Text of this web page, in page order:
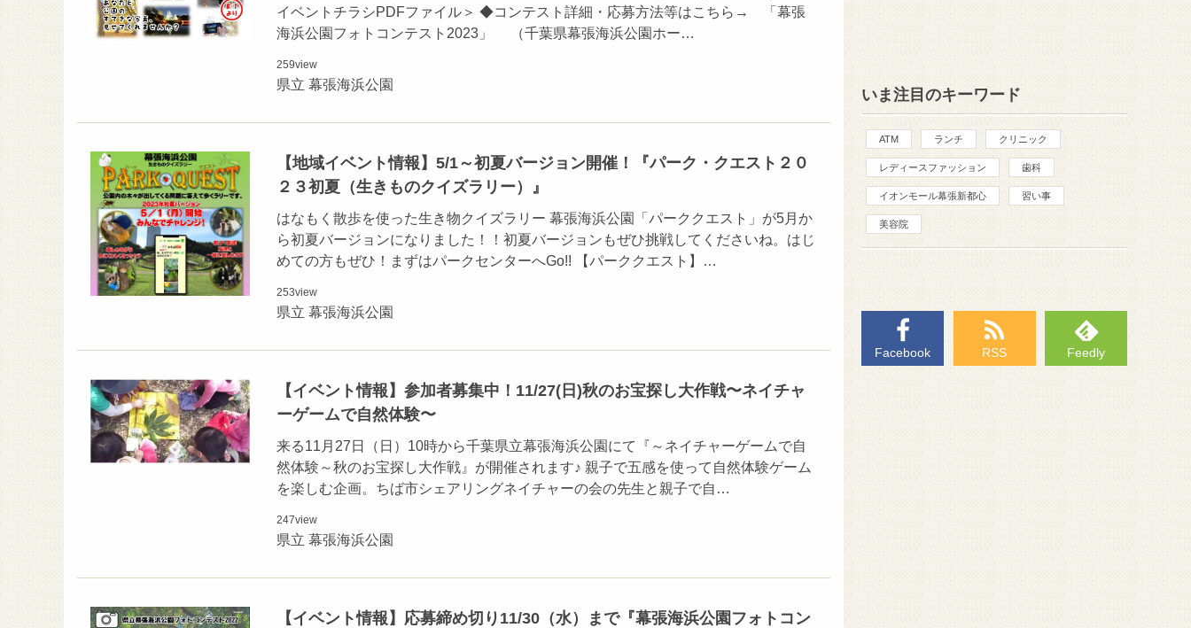
イベントチラシPDFファイル＞ ◆コンテスト詳細・応募方法等はこちら→ 「幕張
海浜公園フォトコンテスト2023」 （千葉県幕張海浜公園ホー…
259view
県立 幕張海浜公園
【地域イベント情報】5/1～初夏バージョン開催！『パーク・クエスト２０
２３初夏（生きものクイズラリー）』
はなもく散歩を使った生き物クイズラリー 幕張海浜公園「パーククエスト」が5月か
ら初夏バージョンになりました！！初夏バージョンもぜひ挑戦してくださいね。はじ
めての方もぜひ！まずはパークセンターへGo!! 【パーククエスト】…
253view
県立 幕張海浜公園
【イベント情報】参加者募集中！11/27(日)秋のお宝探し大作戦〜ネイチャ
ーゲームで自然体験〜
来る11月27日（日）10時から千葉県立幕張海浜公園にて『～ネイチャーゲームで自
然体験～秋のお宝探し大作戦』が開催されます♪ 親子で五感を使って自然体験ゲーム
を楽しむ企画。ちば市シェアリングネイチャーの会の先生と親子で自…
247view
県立 幕張海浜公園
【イベント情報】応募締め切り11/30（水）まで『幕張海浜公園フォトコン
いま注目のキーワード
ATM ランチ クリニック
レディースファッション 歯科
イオンモール幕張新都心 習い事
美容院
Facebook RSS Feedly